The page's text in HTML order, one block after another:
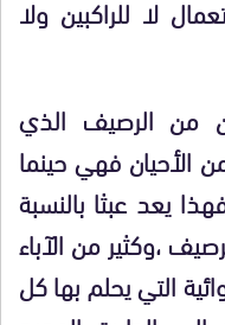
لا للراكبين ولا
من الرصيف الذي
الأحيان فهي حينما
يعد عبثا بالنسبة
،وكثير من الآباء
التي يحلم بها كل